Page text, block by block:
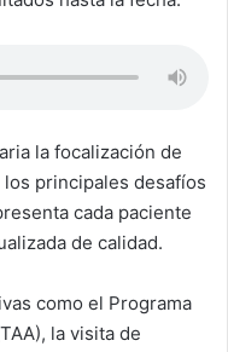
la focalización de
principales desafíos
cada paciente
de calidad.
como el Programa
la visita de